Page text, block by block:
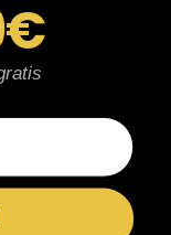
5 pares y el